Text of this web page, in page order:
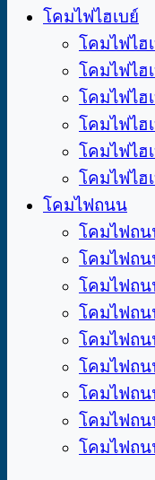
โคมไฟไฮเบย์
โคมไฟไฮ
โคมไฟไฮ
โคมไฟไฮ
โคมไฟไฮ
โคมไฟไฮ
โคมไฟไฮ
โคมไฟถนน
โคมไฟถน
โคมไฟถน
โคมไฟถน
โคมไฟถน
โคมไฟถน
โคมไฟถน
โคมไฟถน
โคมไฟถน
โคมไฟถน